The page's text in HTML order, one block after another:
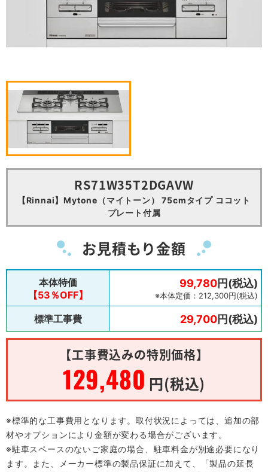
RS71W35T2DGAVW
【Rinnai】Mytone（マイトーン） 75cmタイプ ココット
プレート付属
お見積もり金額
本体特価
【53％OFF】
99,780円(税込)
※本体定価：212,300円(税込)
標準工事費 29,700円(税込)
【工事費込みの特別価格】
129,480 円(税込)
※標準的な工事費用となります。取付状況によっては、追加の部
材やオプションにより金額が変わる場合がございます。
※駐車スペースのないご家庭の場合、駐車料金が別途必要になり
ます。また、メーカー標準の製品保証に加えて、「製品の延長